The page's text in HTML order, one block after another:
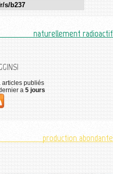
naturellement radioactif
articles publiés
a 5 jours
production abondante